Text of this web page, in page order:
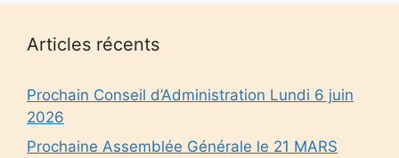
Articles récents
Prochain Conseil d’Administration Lundi 6 juin
2026
Prochaine Assemblée Générale le 21 MARS